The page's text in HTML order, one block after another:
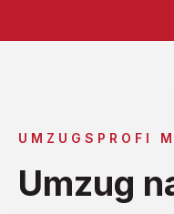
UMZUGSPROFI
Umzug